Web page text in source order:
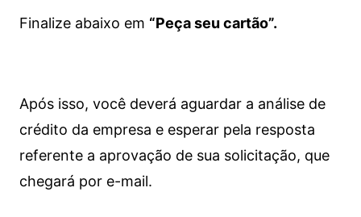
Finalize abaixo em “Peça seu cartão”.
Após isso, você deverá aguardar a análise de
crédito da empresa e esperar pela resposta
referente a aprovação de sua solicitação, que
chegará por e-mail.